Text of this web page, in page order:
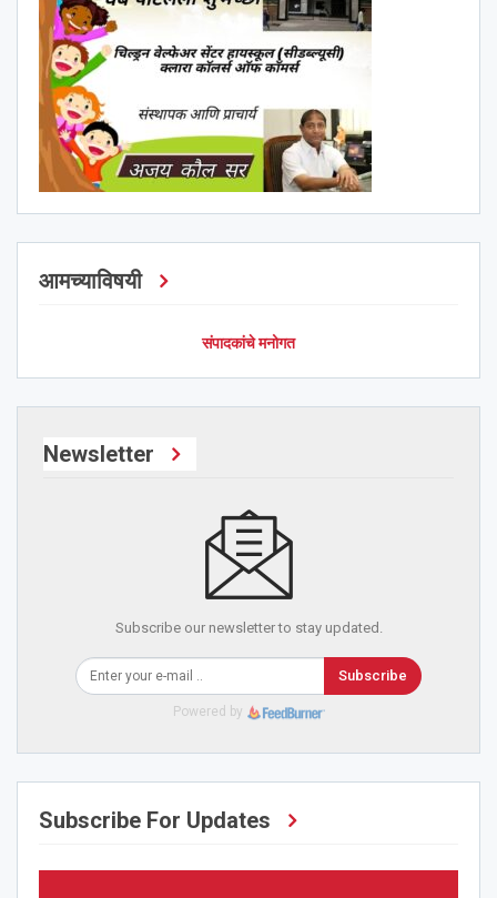
आमच्याविषयी
संपादकांचे मनोगत
Newsletter
Subscribe our newsletter to stay updated.
Subscribe
Powered by
Subscribe For Updates